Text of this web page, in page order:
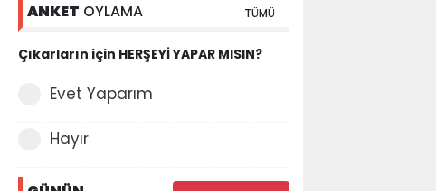
ANKET OYLAMA TÜMÜ
Çıkarların için HERŞEYİ YAPAR MISIN?
Evet Yaparım
Hayır